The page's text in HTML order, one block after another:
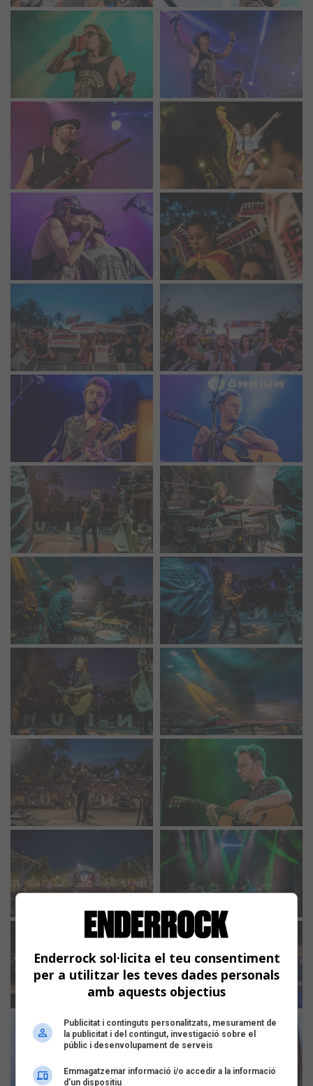
Enderrock sol·licita el teu consentiment
per a utilitzar les teves dades personals
amb aquests objectius
Publicitat i continguts personalitzats, mesurament de
la publicitat i del contingut, investigació sobre el
públic i desenvolupament de serveis
Emmagatzemar informació i/o accedir a la informació
d’un dispositiu